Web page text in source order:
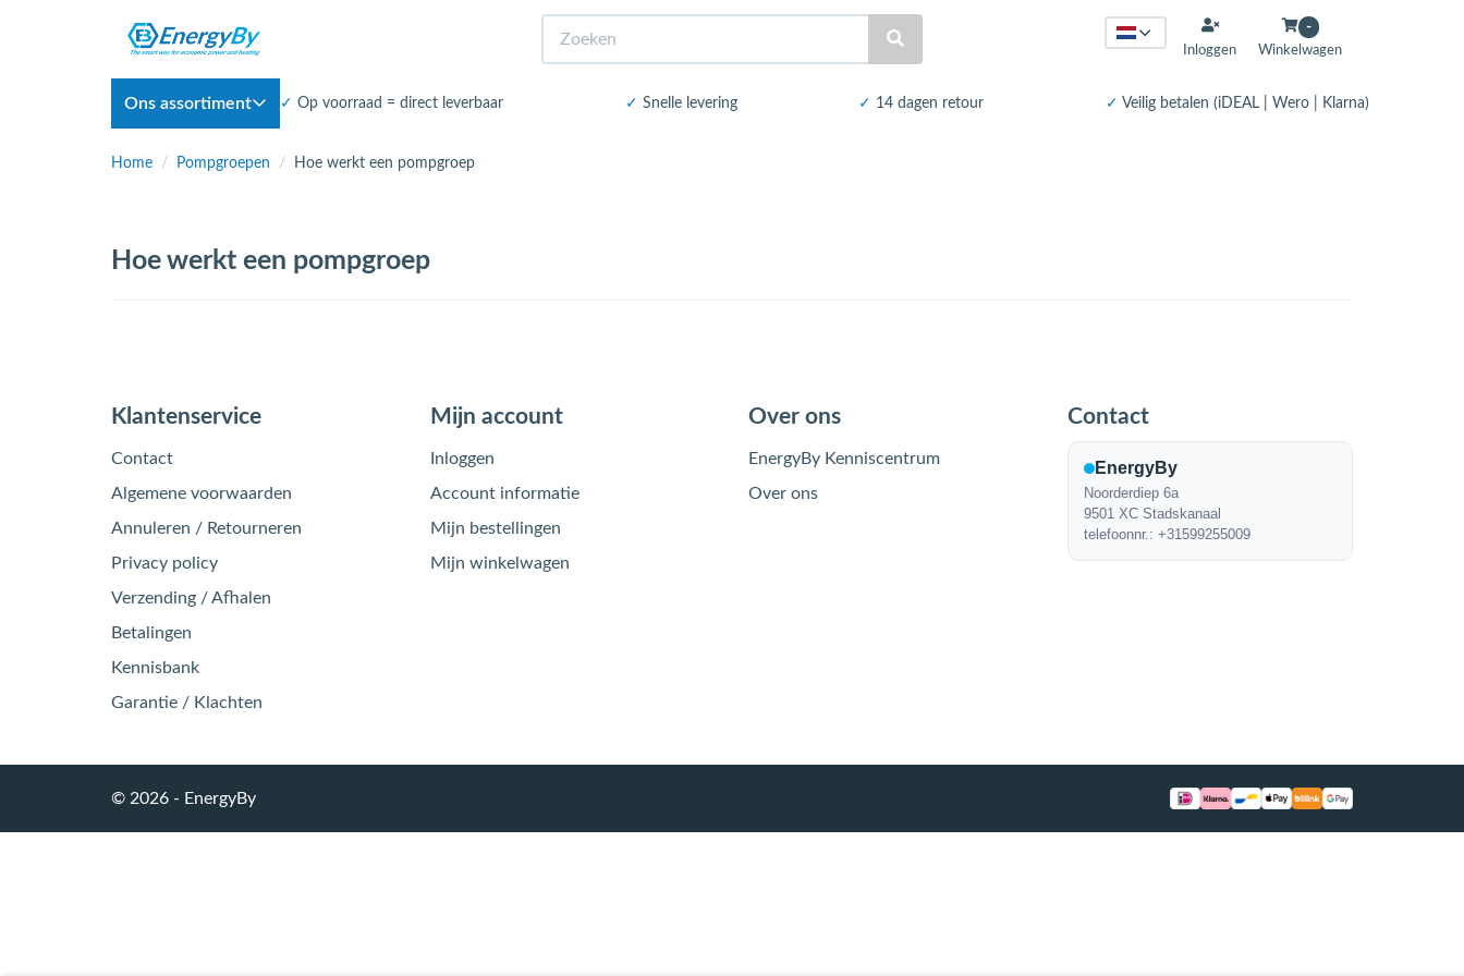
Inloggen
-
Winkelwagen
Ons assortiment ✓ Op voorraad = direct leverbaar ✓ Snelle levering ✓ 14 dagen retour ✓ Veilig betalen (iDEAL | Wero | Klarna)
Home / Pompgroepen / Hoe werkt een pompgroep
Hoe werkt een pompgroep
Klantenservice
Contact
Algemene voorwaarden
Annuleren / Retourneren
Privacy policy
Verzending / Afhalen
Betalingen
Kennisbank
Garantie / Klachten
Mijn account
Inloggen
Account informatie
Mijn bestellingen
Mijn winkelwagen
Over ons
EnergyBy Kenniscentrum
Over ons
Contact
EnergyBy
Noorderdiep 6a
9501 XC Stadskanaal
telefoonnr.: +31599255009
© 2026 - EnergyBy